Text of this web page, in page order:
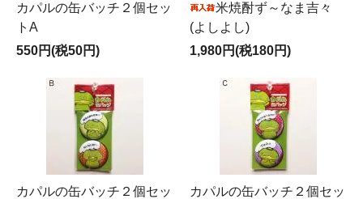
カパルの缶バッチ２個セッ
トA
550円(税50円)
米焼酎ず～なま吉々
(よしよし)
1,980円(税180円)
カパルの缶バッチ２個セッ
カパルの缶バッチ２個セッ